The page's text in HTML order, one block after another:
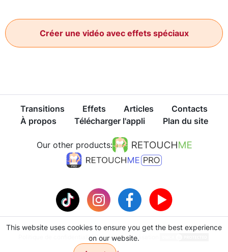
Créer une vidéo avec effets spéciaux
Transitions Effets Articles
Contacts
À propos
Télécharger l'appli Plan du site
Politique de confidentialitéConditions d'utilisation
Our other products:
This website uses cookies to ensure you get the best experience
on our website.